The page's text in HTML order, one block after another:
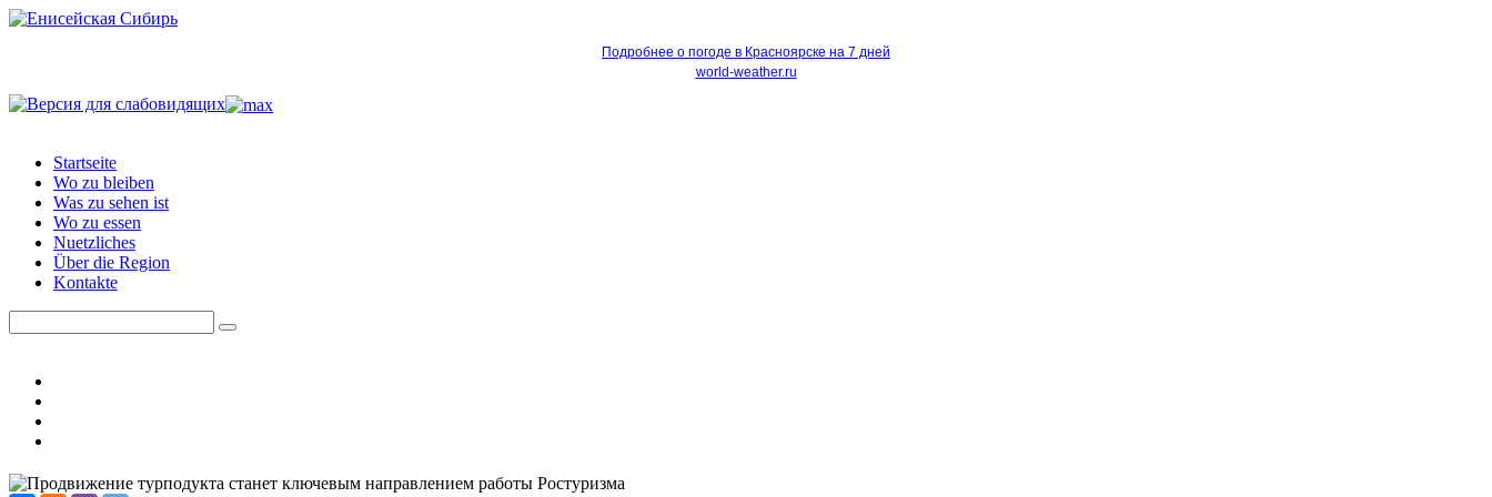
Подробнее о погоде в Красноярске на 7 дней
world-weather.ru
Startseite
Wo zu bleiben
Was zu sehen ist
Wo zu essen
Nuetzliches
Über die Region
Kontakte